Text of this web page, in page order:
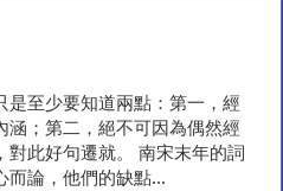
是至少要知道兩點：第一，經
涵；第二，絕不可因為偶然經
對此好句遷就。 南宋末年的詞
而論，他們的缺點...